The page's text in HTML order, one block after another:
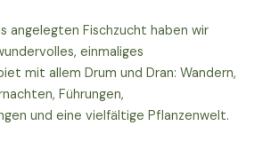
angelegten Fischzucht haben wir
einmaliges
mit allem Drum und Dran: Wandern,
Führungen,
und eine vielfältige Pflanzenwelt.